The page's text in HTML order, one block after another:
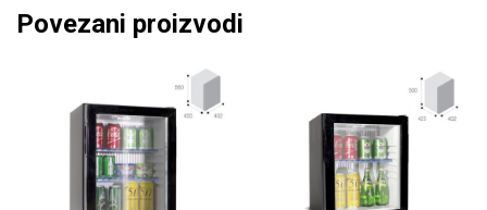
Povezani proizvodi